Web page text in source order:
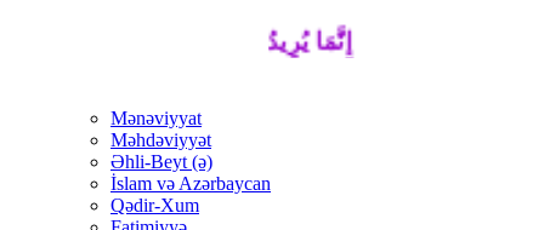
إِنَّمَا يُرِيدُ اللَّهُ لِيُذْهِبَ عَنْكُمُ
Mənəviyyat
Məhdəviyyət
Əhli-Beyt (ə)
İslam və Azərbaycan
Qədir-Xum